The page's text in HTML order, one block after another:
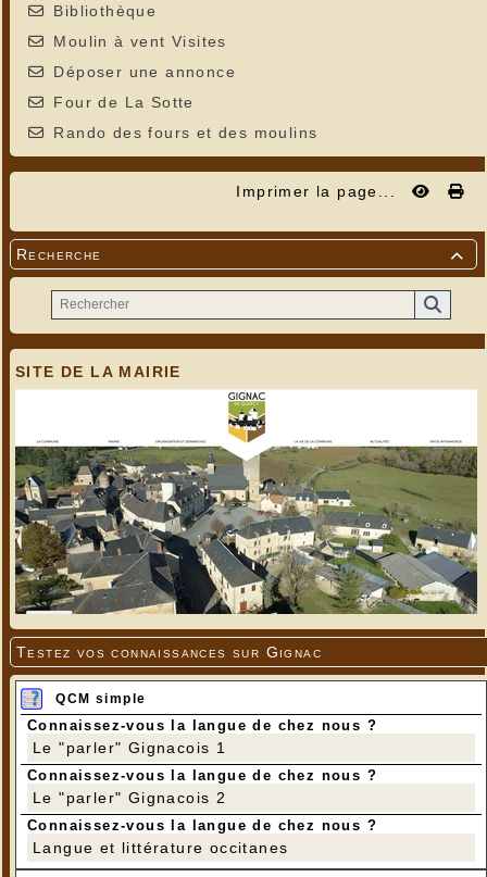
Bibliothèque
Moulin à vent Visites
Déposer une annonce
Four de La Sotte
Rando des fours et des moulins
Imprimer la page...

Recherche
SITE DE LA MAIRIE
Testez vos connaissances sur Gignac
QCM simple
Connaissez-vous la langue de chez nous ?
Le "parler" Gignacois 1
Connaissez-vous la langue de chez nous ?
Le "parler" Gignacois 2
Connaissez-vous la langue de chez nous ?
Langue et littérature occitanes